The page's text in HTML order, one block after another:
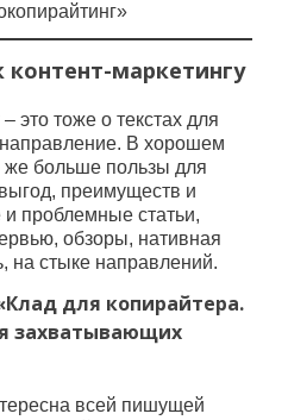
контент-маркетингу
это тоже о текстах для
В хорошем
же больше пользы для
преимуществ и
проблемные статьи,
обзоры, нативная
на стыке направлений.
для копирайтера.
захватывающих
всей пишущей